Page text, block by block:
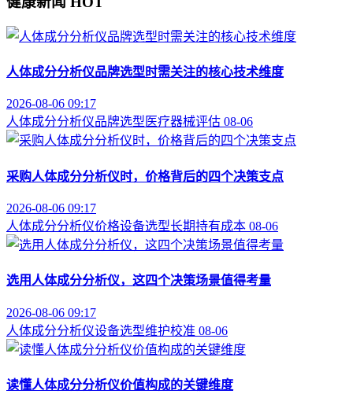
人体成分分析仪品牌选型时需关注的核心技术维度
2026-08-06 09:17
人体成分分析仪品牌选型 医疗器械评估 08-06
采购人体成分分析仪时，价格背后的四个决策支点
2026-08-06 09:17
人体成分分析仪价格设备选型长期持有成本 08-06
选用人体成分分析仪，这四个决策场景值得考量
2026-08-06 09:17
人体成分分析仪设备选型维护校准 08-06
读懂人体成分分析仪价值构成的关键维度